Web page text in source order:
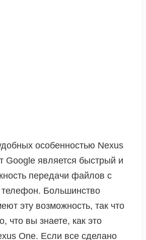
особенностью Nexus
Google является быстрый и
передачи файлов с
Большинство
эту возможность, так что
что вы знаете, как это
One. Если все сделано